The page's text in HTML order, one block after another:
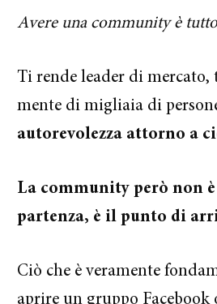
Avere una community è
Ti rende leader di mercato,
mente di migliaia di
autorevolezza attorno a
La community però non
partenza, è il punto di
Ciò che è veramente
aprire un gruppo Facebook